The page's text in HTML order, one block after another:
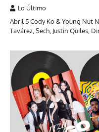
Lo Último
Abril 5 Cody Ko & Young Nut
Tavárez, Sech, Justin Quiles,